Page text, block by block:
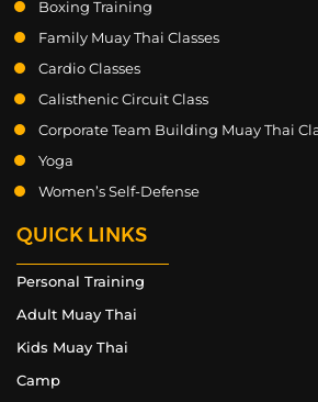
Boxing Training
Family Muay Thai Classes
Cardio Classes
Calisthenic Circuit Class
Corporate Team Building Muay Thai
Yoga
Women’s Self-Defense
QUICK LINKS
Personal Training
Adult Muay Thai
Kids Muay Thai
Camp